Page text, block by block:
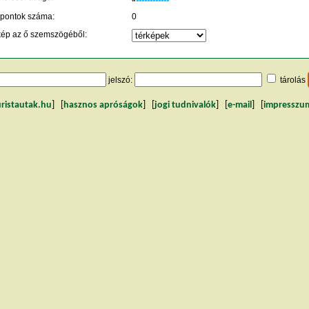
pontok száma:
0
az ő szemszögéből:
jelszó: tárolás
hasznos apróságok jogi tudnivalók e-mail